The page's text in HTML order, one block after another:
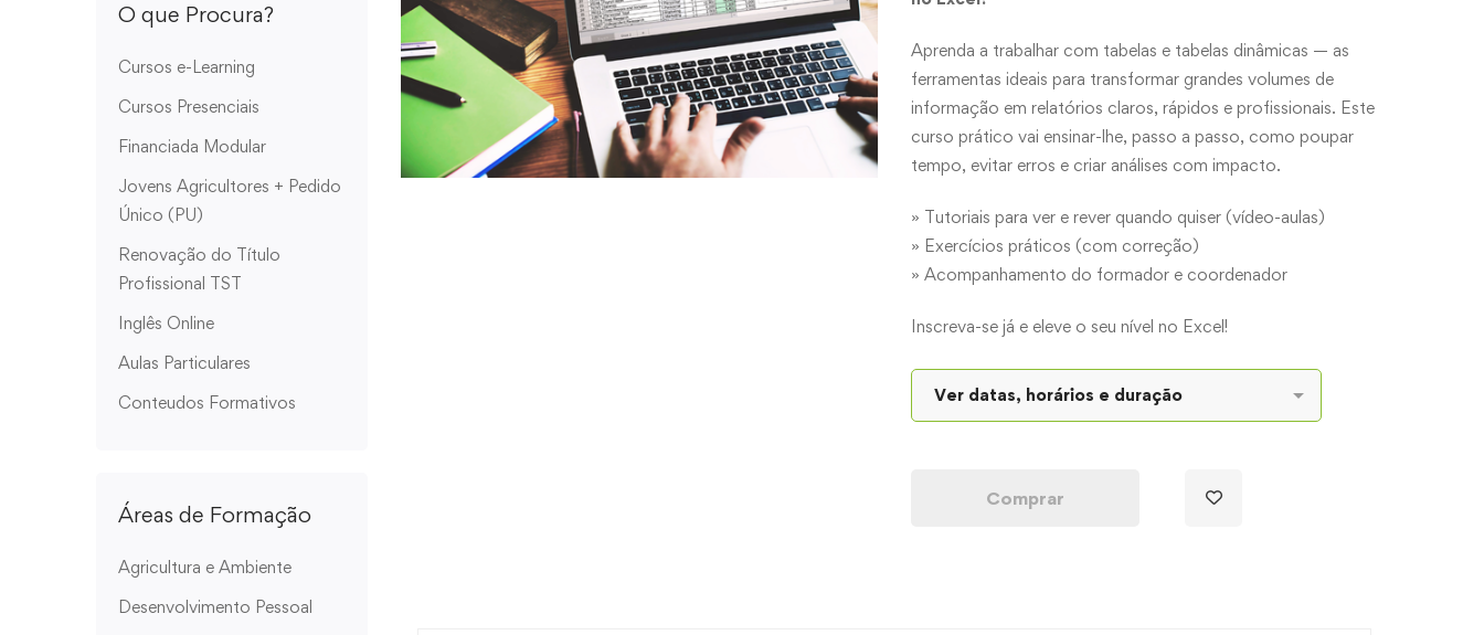
O que Procura?
Cursos e-Learning
Cursos Presenciais
Financiada Modular
Jovens Agricultores + Pedido
Único (PU)
Renovação do Título
Profissional TST
Inglês Online
Aulas Particulares
Conteudos Formativos
Áreas de Formação
Agricultura e Ambiente
Desenvolvimento Pessoal
Aprenda a trabalhar com tabelas e tabelas dinâmicas — as
ferramentas ideais para transformar grandes volumes de
informação em relatórios claros, rápidos e profissionais. Este
curso prático vai ensinar-lhe, passo a passo, como poupar
tempo, evitar erros e criar análises com impacto.
» Tutoriais para ver e rever quando quiser (vídeo-aulas)
» Exercícios práticos (com correção)
» Acompanhamento do formador e coordenador
Inscreva-se já e eleve o seu nível no Excel!
Comprar